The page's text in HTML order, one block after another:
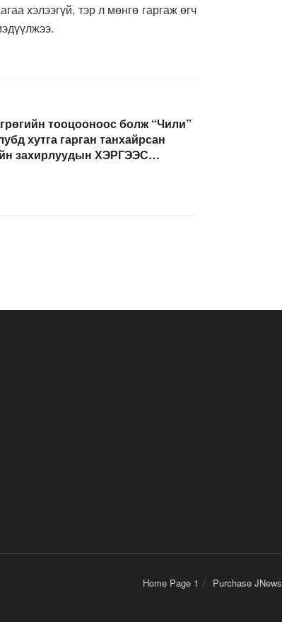
хэлээгүй, тэр л мөнгө гаргаж өгч
тооцооноос болж “Чили”
хутга гарган танхайрсан
захирлуудын ХЭРГЭЭС…
Home Page 1 Purchase JNews